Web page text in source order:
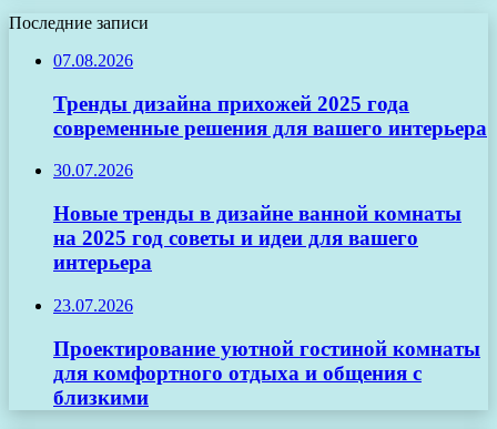
Последние записи
07.08.2026
Тренды дизайна прихожей 2025 года
современные решения для вашего интерьера
30.07.2026
Новые тренды в дизайне ванной комнаты
на 2025 год советы и идеи для вашего
интерьера
23.07.2026
Проектирование уютной гостиной комнаты
для комфортного отдыха и общения с
близкими